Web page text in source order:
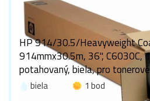
HP 914/30.5/Heavyweight
914mmx30.5m, 36", C6030C,
potahovaný, biela, pro
biela
1 bod